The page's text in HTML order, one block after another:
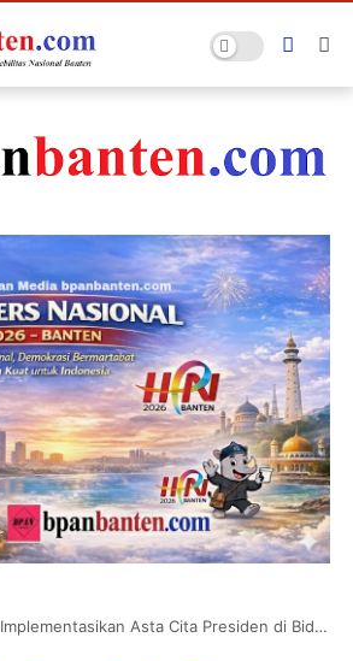
Implementasikan Asta Cita Presiden di Bidang Ketahanan Pangan, Kasal Tinjau Program Ketahanan Pangan di Wilayah Lantamal VI Makassar